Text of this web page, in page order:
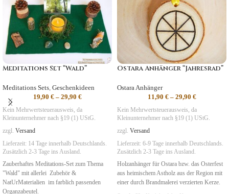
Meditations Set “Wald”
Meditations Sets, Geschenkideen
19,90 €– 29,90 €
Kein Mehrwertsteuerausweis, da
Kleinunternehmer nach §19 (1) UStG.
zzgl. Versand
Lieferzeit: 14 Tage innerhalb Deutschlands.
Zusätzlich 2-3 Tage ins Ausland.
Zauberhaftes Meditations-Set zum Thema
"Wald" mit allerlei Zubehör &
NatUrMaterialien im farblich passenden
Organzabeutel.
Ostara Anhänger “Jahresrad”
Ostara Anhänger
11,90 €– 29,90 €
Kein Mehrwertsteuerausweis, da
Kleinunternehmer nach §19 (1) UStG.
zzgl. Versand
Lieferzeit: 6-9 Tage innerhalb Deutschlands.
Zusätzlich 2-3 Tage ins Ausland.
Holzanhänger für Ostara bzw. das Osterfest
aus heimischem Astholz aus der Region mit
einer durch Brandmalerei verzierten Kerze.